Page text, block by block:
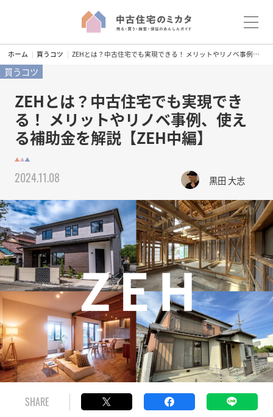
k
i
e
n
t
ホーム 買うコツ ZEHとは？中古住宅でも実現できる！ メリットやリノベ事例、使える補助金を解説【ZEH中編】
買うコツ
ZEHとは？中古住宅でも実現でき
る！ メリットやリノベ事例、使え
る補助金を解説【ZEH中編】
2024.11.08 黒田 大志
SHARE